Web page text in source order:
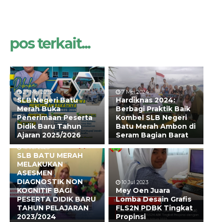
pos terkait...
27 Mei 2025
SLB Negeri Batu
Merah Buka
Penerimaan Peserta
Didik Baru Tahun
Ajaran 2025/2026
7 Mei 2024
Hardiknas 2024:
Berbagi Praktik Baik
Kombel SLB Negeri
Batu Merah Ambon di
Seram Bagian Barat
10 Jul 2023
SLB BATU MERAH
MELAKUKAN
ASESMEN
DIAGNOSTIK NON
KOGNITIF BAGI
PESERTA DIDIK BARU
TAHUN PELAJARAN
2023/2024
10 Jul 2023
Mey Oen Juara
Lomba Desain Grafis
FLS2N PDBK Tingkat
Propinsi